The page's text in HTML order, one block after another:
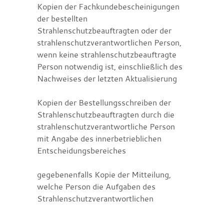
Kopien der Fachkundebescheinigungen
der bestellten
Strahlenschutzbeauftragten oder der
strahlenschutzverantwortlichen Person,
wenn keine strahlenschutzbeauftragte
Person notwendig ist, einschließlich des
Nachweises der letzten Aktualisierung
Kopien der Bestellungsschreiben der
Strahlenschutzbeauftragten durch die
strahlenschutzverantwortliche Person
mit Angabe des innerbetrieblichen
Entscheidungsbereiches
gegebenenfalls Kopie der Mitteilung,
welche Person die Aufgaben des
Strahlenschutzverantwortlichen